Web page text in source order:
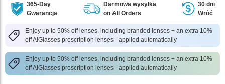
365-Day
Gwarancja
Darmowa wysyłka
on All Orders
30 dni
Wróć
Enjoy up to 50% off lenses, including branded lenses + an extra 10%
off AlGlasses prescription lenses - applied automatically
Enjoy up to 50% off lenses, including branded lenses + an extra 10%
off AlGlasses prescription lenses - applied automatically